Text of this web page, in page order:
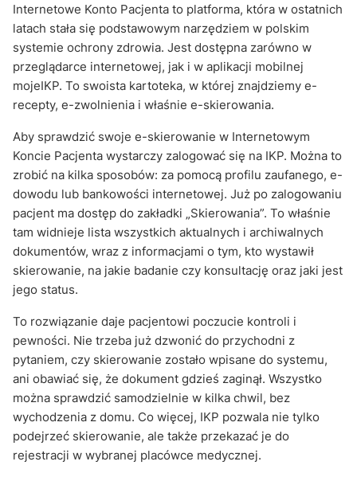
Internetowe Konto Pacjenta to platforma, która w ostatnich
latach stała się podstawowym narzędziem w polskim
systemie ochrony zdrowia. Jest dostępna zarówno w
przeglądarce internetowej, jak i w aplikacji mobilnej
mojeIKP. To swoista kartoteka, w której znajdziemy e-
recepty, e-zwolnienia i właśnie e-skierowania.
Aby sprawdzić swoje e-skierowanie w Internetowym
Koncie Pacjenta wystarczy zalogować się na IKP. Można to
zrobić na kilka sposobów: za pomocą profilu zaufanego, e-
dowodu lub bankowości internetowej. Już po zalogowaniu
pacjent ma dostęp do zakładki „Skierowania”. To właśnie
tam widnieje lista wszystkich aktualnych i archiwalnych
dokumentów, wraz z informacjami o tym, kto wystawił
skierowanie, na jakie badanie czy konsultację oraz jaki jest
jego status.
To rozwiązanie daje pacjentowi poczucie kontroli i
pewności. Nie trzeba już dzwonić do przychodni z
pytaniem, czy skierowanie zostało wpisane do systemu,
ani obawiać się, że dokument gdzieś zaginął. Wszystko
można sprawdzić samodzielnie w kilka chwil, bez
wychodzenia z domu. Co więcej, IKP pozwala nie tylko
podejrzeć skierowanie, ale także przekazać je do
rejestracji w wybranej placówce medycznej.